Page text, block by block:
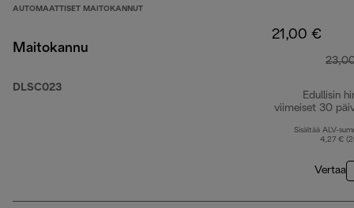
AUTOMAATTISET MAITOKANNUT
Maitokannu
DLSC023
21,00 €
Edullisin
viimeiset 30
Sisältää ALV-
4,27 €
Vertaa